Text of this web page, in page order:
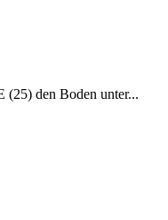
(25) den Boden unter...